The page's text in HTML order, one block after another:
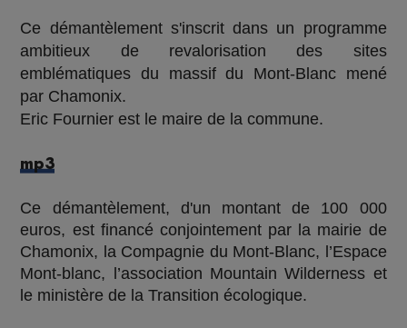
Ce démantèlement s'inscrit dans un programme
ambitieux de revalorisation des sites
emblématiques du massif du Mont-Blanc mené
par Chamonix.
Eric Fournier est le maire de la commune.
mp3
Ce démantèlement, d'un montant de 100 000
euros, est financé conjointement par la mairie de
Chamonix, la Compagnie du Mont-Blanc, l’Espace
Mont-blanc, l’association Mountain Wilderness et
le ministère de la Transition écologique.